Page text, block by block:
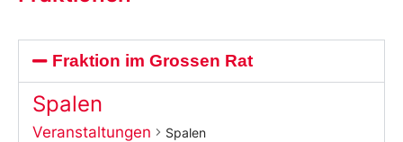
Fraktion im Grossen Rat
Spalen
Veranstaltungen Spalen